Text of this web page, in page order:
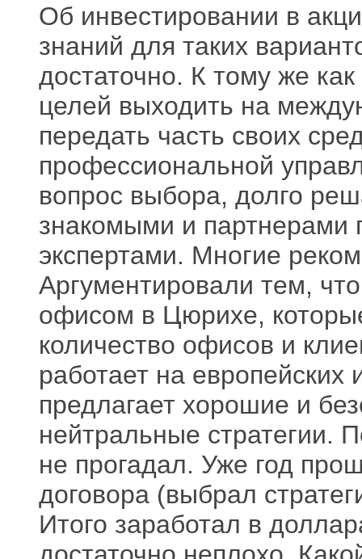
Об инвестировании в
знаний для таких
достаточно. К тому же
целей выходить на
передать часть своих
профессиональной
вопрос выбора, долго
знакомыми и партнерами
экспертами. Многие
Аргументировали тем,
офисом в Цюрихе,
количество офисов и
работает на европейских
предлагает хорошие и
нейтральные стратегии.
не прогадал. Уже год
договора (выбрал
Итого заработал в